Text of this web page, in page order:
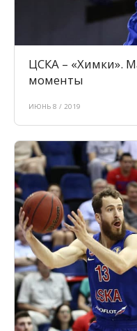
ЦСКА – «Химки».
моменты
ИЮНЬ 8 / 2019